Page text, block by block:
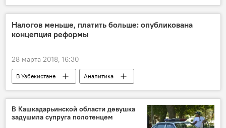
Китай
Африка
Ближний Восток
Космос
падение
Налогов меньше, платить больше: опубликована
концепция реформы
28 марта 2018, 16:30
В Узбекистане
Аналитика
Экономика
Узбекистан
Налоговая реформа в Узбекистане
В Кашкадарьинской области девушка
задушила супруга полотенцем